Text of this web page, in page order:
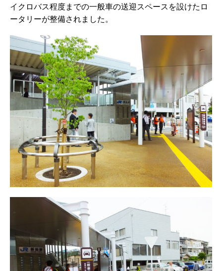
イクロバス程度までの一般車の送迎スペースを設けたロ
ータリーが整備されました。